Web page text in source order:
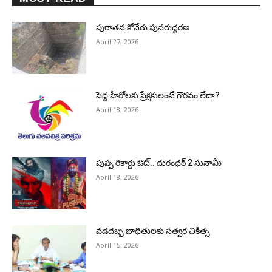
పురాత‌న కోనేరు పున‌రుద్ధ‌ర‌ణ
April 27, 2026
పెద్ద హీరోల‌కు ప్రేక్ష‌కులంటే గౌర‌వం లేదా?
April 18, 2026
పుష్ప రికార్డు ఔట్‌.. దురంధ‌ర్ 2 సునామీ
April 18, 2026
వడదెబ్బ బాధితులకు సత్వర చికిత్స
April 15, 2026